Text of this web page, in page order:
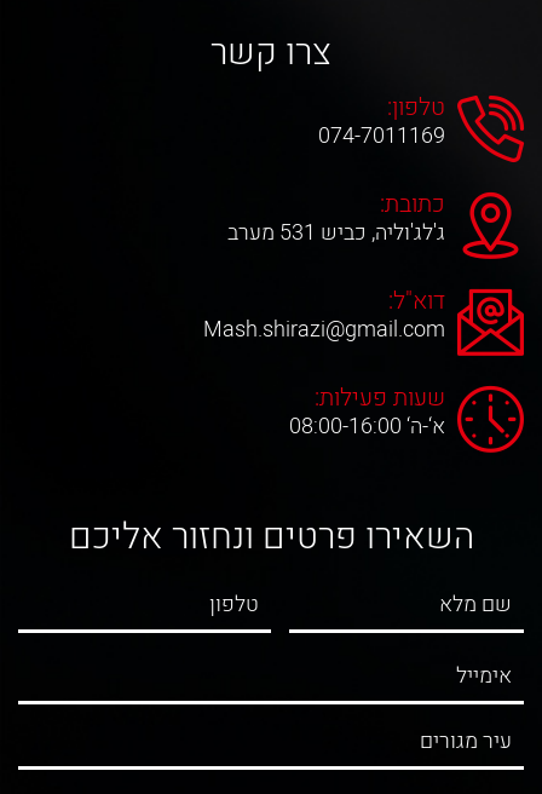
צרו קשר
טלפון:
074-7011169
כתובת:
ג'לג'וליה, כביש 531 מערב
דוא"ל:
Mash.shirazi@gmail.com
שעות פעילות:
א‘-ה‘ 08:00-16:00
השאירו פרטים ונחזור אליכם